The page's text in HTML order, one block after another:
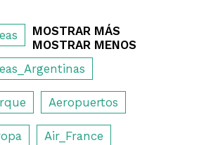
Aeropuertos
Air_France
MOSTRAR MÁS
MOSTRAR MENOS